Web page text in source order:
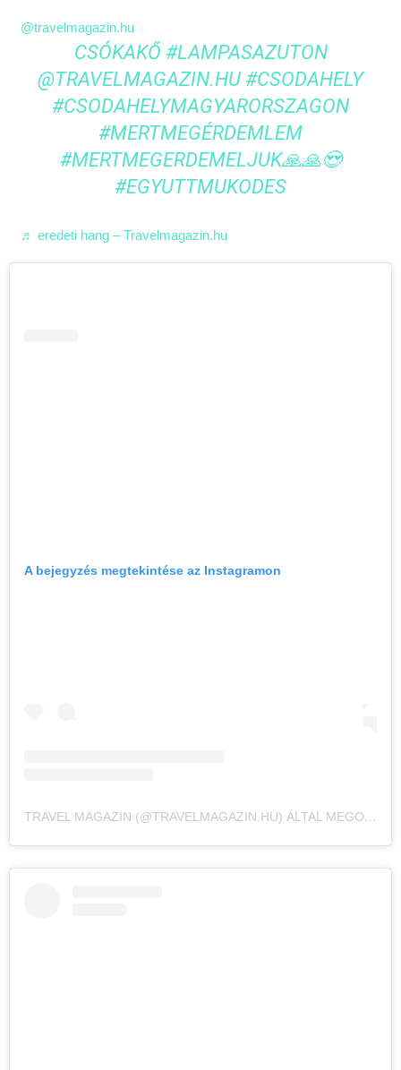
@travelmagazin.hu
CSÓKAKŐ #LAMPASAZUTON
@TRAVELMAGAZIN.HU #CSODAHELY
#CSODAHELYMAGYARORSZAGON
#MERTMEGÉRDEMLEM
#MERTMEGERDEMELJUK🙏🙏😍
#EGYUTTMUKODES
♬ eredeti hang – Travelmagazin.hu
A bejegyzés megtekintése az Instagramon
TRAVEL MAGAZIN (@TRAVELMAGAZIN.HU) ÁLTAL MEGOSZTOTT BEJEGYZÉS